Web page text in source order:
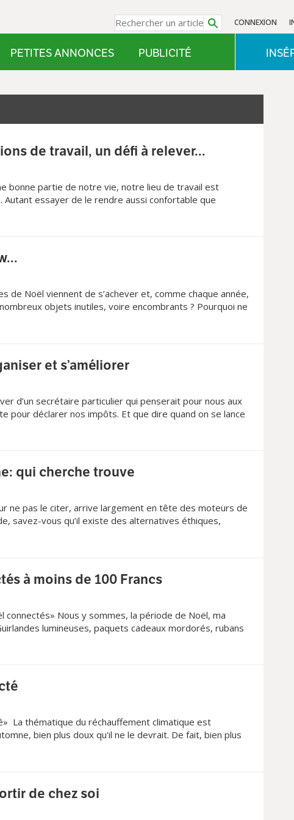
CONNEXION
PETITES ANNONCES PUBLICITÉ
de travail, un défi à relever...
bonne partie de notre vie, notre lieu de travail est
essayer de le rendre aussi confortable que
de Noël viennent de s’achever et, comme chaque année,
objets inutiles, voire encombrants ? Pourquoi ne
et s’améliorer
d’un secrétaire particulier qui penserait pour nous aux
pour déclarer nos impôts. Et que dire quand on se lance
qui cherche trouve
ne pas le citer, arrive largement en tête des moteurs de
savez-vous qu’il existe des alternatives éthiques,
à moins de 100 Francs
connectés» Nous y sommes, la période de Noël, ma
lumineuses, paquets cadeaux mordorés, rubans
La thématique du réchauffement climatique est
bien plus doux qu'il ne le devrait. De fait, bien plus
de chez soi